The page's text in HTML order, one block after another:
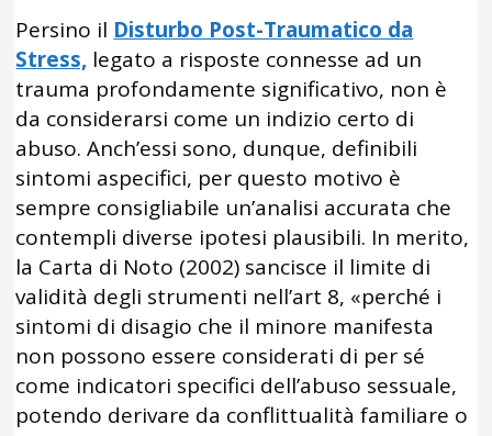
Persino il Disturbo Post-Traumatico da
Stress, legato a risposte connesse ad un
trauma profondamente significativo, non è
da considerarsi come un indizio certo di
abuso. Anch’essi sono, dunque, definibili
sintomi aspecifici, per questo motivo è
sempre consigliabile un’analisi accurata che
contempli diverse ipotesi plausibili. In merito,
la Carta di Noto (2002) sancisce il limite di
validità degli strumenti nell’art 8, «perché i
sintomi di disagio che il minore manifesta
non possono essere considerati di per sé
come indicatori specifici dell’abuso sessuale,
potendo derivare da conflittualità familiare o